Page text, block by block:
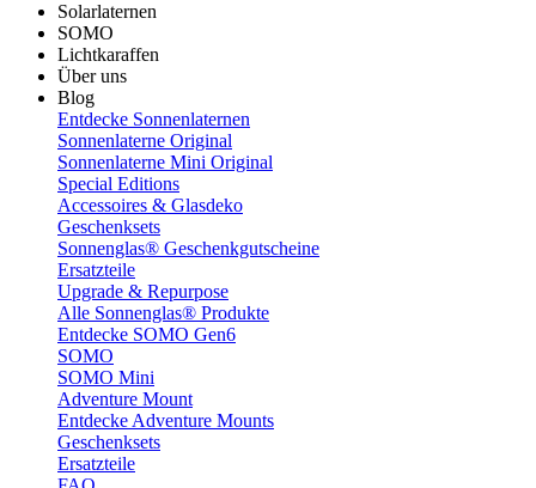
Solarlaternen
SOMO
Lichtkaraffen
Über uns
Blog
Entdecke Sonnenlaternen
Sonnenlaterne Original
Sonnenlaterne Mini Original
Special Editions
Accessoires & Glasdeko
Geschenksets
Sonnenglas® Geschenkgutscheine
Ersatzteile
Upgrade & Repurpose
Alle Sonnenglas® Produkte
Entdecke SOMO Gen6
SOMO
SOMO Mini
Adventure Mount
Entdecke Adventure Mounts
Geschenksets
Ersatzteile